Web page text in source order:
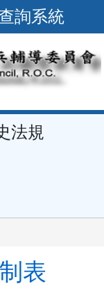
詢系統
法規
表